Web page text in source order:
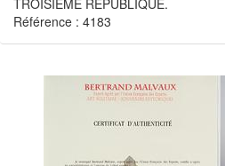
TROISIÈME RÉPUBLIQUE.
Référence : 4183